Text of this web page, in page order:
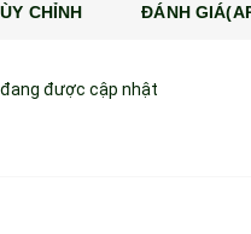
CHỈNH ĐÁNH
được cập nhật